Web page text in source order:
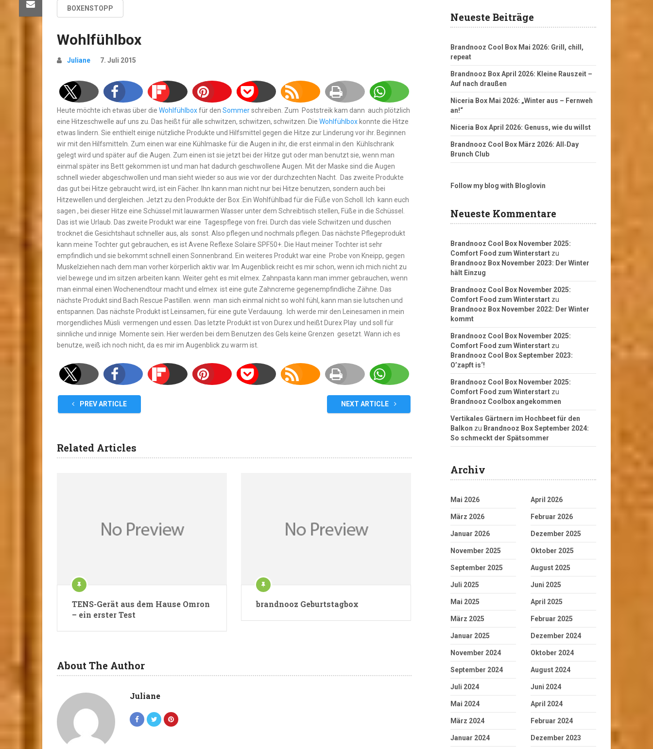
BOXENSTOPP
Wohlfühlbox
Juliane 7. Juli 2015
Heute möchte ich etwas über die Wohlfühlboxfür den Sommerschreiben. Zum Poststreik kam dann auch plötzlich
eine Hitzeschwelle auf uns zu. Das heißt für alle schwitzen, schwitzen, schwitzen. Die Wohlfühlbox konnte die Hitze
etwas lindern. Sie enthielt einige nützliche Produkte und Hilfsmittel gegen die Hitze zur Linderung vor ihr. Beginnen
wir mit den Hilfsmitteln. Zum einen war eine Kühlmaske für die Augen in ihr, die erst einmal in den Kühlschrank
gelegt wird und später auf die Augen. Zum einen ist sie jetzt bei der Hitze gut oder man benutzt sie, wenn man
einmal später ins Bett gekommen ist und man hat dadurch geschwollene Augen. Mit der Maske sind die Augen
schnell wieder abgeschwollen und man sieht wieder so aus wie vor der durchzechten Nacht. Das zweite Produkte
das gut bei Hitze gebraucht wird, ist ein Fächer. Ihn kann man nicht nur bei Hitze benutzen, sondern auch bei
Hitzewellen und dergleichen. Jetzt zu den Produkte der Box :Ein Wohlfühlbad für die Füße von Scholl. Ich kann euch
sagen , bei dieser Hitze eine Schüssel mit lauwarmen Wasser unter dem Schreibtisch stellen, Füße in die Schüssel.
Das ist wie Urlaub. Das zweite Produkt war eine Tagespflege von frei. Durch das viele Schwitzen und duschen
trocknet die Gesichtshaut schneller aus, als sonst. Also pflegen und nochmals pflegen. Das nächste Pflegeprodukt
kann meine Tochter gut gebrauchen, es ist Avene Reflexe Solaire SPF50+. Die Haut meiner Tochter ist sehr
empfindlich und sie bekommt schnell einen Sonnenbrand. Ein weiteres Produkt war eine Probe von Kneipp, gegen
Muskelziehen nach dem man vorher körperlich aktiv war. Im Augenblick reicht es mir schon, wenn ich mich nicht zu
viel bewege und im sitzen arbeiten kann. Weiter geht es mit elmex. Zahnpasta kann man immer gebrauchen, wenn
man einmal einen Wochenendtour macht und elmex ist eine gute Zahncreme gegenempfindliche Zähne. Das
nächste Produkt sind Bach Rescue Pastillen. wenn man sich einmal nicht so wohl fühl, kann man sie lutschen und
entspannen. Das nächste Produkt ist Leinsamen, für eine gute Verdauung. Ich werde mir den Leinesamen in mein
morgendliches Müsli vermengen und essen. Das letzte Produkt ist von Durex und heißt Durex Play und soll für
sinnliche und innige Momente sein. Hier werden bei dem Benutzen des Gels keine Grenzen gesetzt. Wann ich es
benutze, weiß ich noch nicht, da es mir im Augenblick zu warm ist.
PREV ARTICLE NEXT ARTICLE
Related Articles
TENS-Gerät aus dem Hause Omron
– ein erster Test
brandnooz Geburtstagbox
About The Author
Juliane
Neueste Beiträge
Brandnooz Cool Box Mai 2026: Grill, chill,
repeat
Brandnooz Box April 2026: Kleine Rauszeit –
Auf nach draußen
Niceria Box Mai 2026: „Winter aus – Fernweh
an!“
Niceria Box April 2026: Genuss, wie du willst
Brandnooz Cool Box März 2026: All‑Day
Brunch Club
Follow my blog with Bloglovin
Neueste Kommentare
Brandnooz Cool Box November 2025:
Comfort Food zum Winterstart zu
Brandnooz Box November 2023: Der Winter
hält Einzug
Brandnooz Cool Box November 2025:
Comfort Food zum Winterstart zu
Brandnooz Box November 2022: Der Winter
kommt
Brandnooz Cool Box November 2025:
Comfort Food zum Winterstart zu
Brandnooz Cool Box September 2023:
O’zapft is‘!
Brandnooz Cool Box November 2025:
Comfort Food zum Winterstart zu
Brandnooz Coolbox angekommen
Vertikales Gärtnern im Hochbeet für den
Balkon zu Brandnooz Box September 2024:
So schmeckt der Spätsommer
Archiv
Mai 2026 April 2026
März 2026 Februar 2026
Januar 2026 Dezember 2025
November 2025 Oktober 2025
September 2025 August 2025
Juli 2025 Juni 2025
Mai 2025 April 2025
März 2025 Februar 2025
Januar 2025 Dezember 2024
November 2024 Oktober 2024
September 2024 August 2024
Juli 2024 Juni 2024
Mai 2024 April 2024
März 2024 Februar 2024
Januar 2024 Dezember 2023